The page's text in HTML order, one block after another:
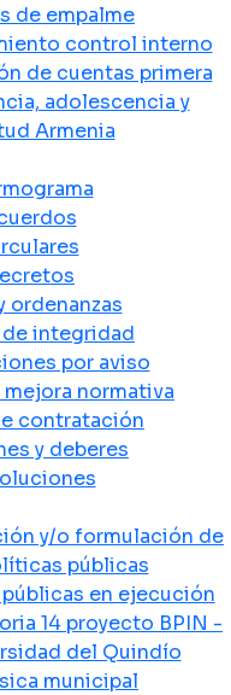
de empalme
control interno
de cuentas primera
adolescencia y
Armenia
ordenanzas
integridad
por aviso
normativa
contratación
y deberes
y/o formulación de
públicas
en ejecución
14 proyecto BPIN -
del Quindío
municipal